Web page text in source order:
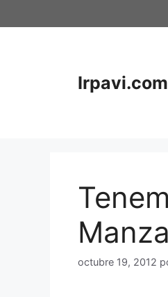
al
Irpavi.com
octubre 19, 2012